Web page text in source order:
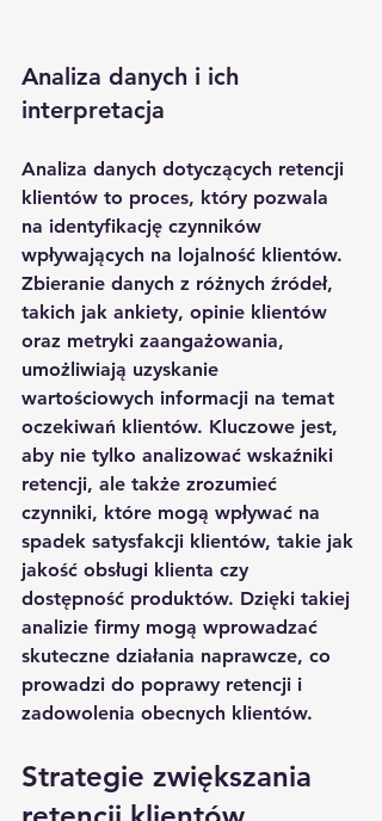
Analiza danych i ich
interpretacja
Analiza danych dotyczących retencji
klientów to proces, który pozwala
na identyfikację czynników
wpływających na lojalność klientów.
Zbieranie danych z różnych źródeł,
takich jak ankiety, opinie klientów
oraz metryki zaangażowania,
umożliwiają uzyskanie
wartościowych informacji na temat
oczekiwań klientów. Kluczowe jest,
aby nie tylko analizować wskaźniki
retencji, ale także zrozumieć
czynniki, które mogą wpływać na
spadek satysfakcji klientów, takie jak
jakość obsługi klienta czy
dostępność produktów. Dzięki takiej
analizie firmy mogą wprowadzać
skuteczne działania naprawcze, co
prowadzi do poprawy retencji i
zadowolenia obecnych klientów.
Strategie zwiększania